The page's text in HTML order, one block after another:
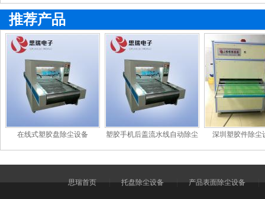
推荐产品
在线式塑胶盘除尘设备
塑胶手机后盖流水线自动除尘
深圳塑胶件除尘
思瑞首页 托盘除尘设备 产品表面除尘设备